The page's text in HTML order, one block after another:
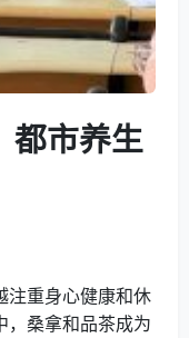
都市养生
注重身心健康和休
，桑拿和品茶成为